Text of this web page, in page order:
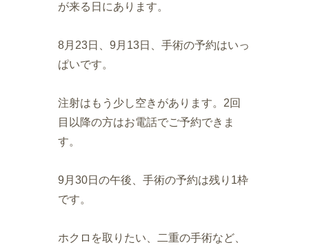
が来る日にあります。
8月23日、9月13日、手術の予約はいっ
ぱいです。
注射はもう少し空きがあります。2回
目以降の方はお電話でご予約できま
す。
9月30日の午後、手術の予約は残り1枠
です。
ホクロを取りたい、二重の手術など、